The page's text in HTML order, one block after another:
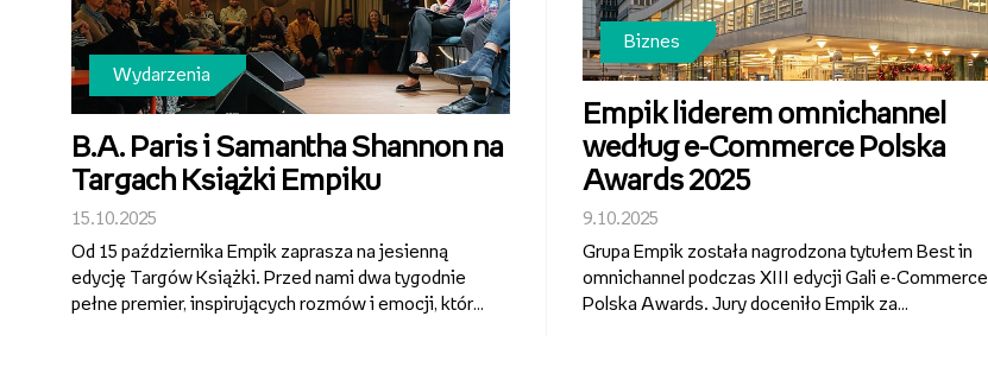
Wydarzenia
B.A. Paris i Samantha Shannon na
Targach Książki Empiku
15.10.2025
Od 15 października Empik zaprasza na jesienną
edycję Targów Książki. Przed nami dwa tygodnie
pełne premier, inspirujących rozmów i emocji, które
Biznes
Empik liderem omnichannel
według e-Commerce Polska
Awards 2025
9.10.2025
Grupa Empik została nagrodzona tytułem Best in
omnichannel podczas XIII edycji Gali e-Commerce
Polska Awards. Jury doceniło Empik za